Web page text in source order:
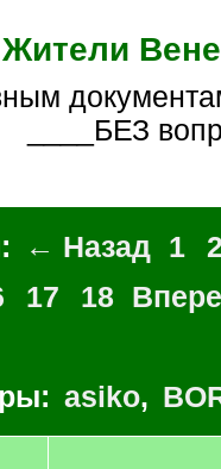
Жители
____БЕЗ
← Назад 1 2
17 18
asiko,